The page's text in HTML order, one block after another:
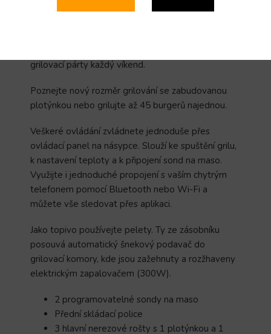
grilovací párty každý víkend.
Poznejte nový rozměr grilování se zabudovanou
plotýnkou nebo grilujte až 45 burgerů najednou.
Veškeré ovládání zvládnete jednoduše přes
ovládací panel na násypce. Slouží ke spuštění grilu,
k nastavení teploty a k připojení sond na maso.
Využijte i jednoduché propojení s vaším chytrým
telefonem pomocí Bluetooth nebo Wi-Fi a
můžete vše sledovat přes aplikaci.
Jako topivo používejte pelety. Ty ze zásobníku
posouvá automatický šnekový podavač do
grilovací komory, kde jsou zažehnuty a rozžhaveny
elektrickým zapalovačem (300W).
2 programovatelné sondy na maso
Přední skládací police
3 hlavní nerezové rošty s 1 plotýnkou a 1